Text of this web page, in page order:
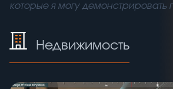
которые я могу демонстрировать
Недвижимость